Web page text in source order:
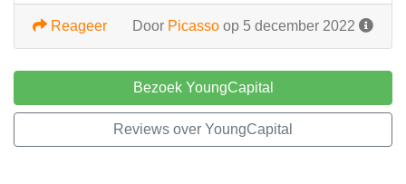
Door Picasso op 5 december 2022
Reageer
Bezoek YoungCapital
Reviews over YoungCapital